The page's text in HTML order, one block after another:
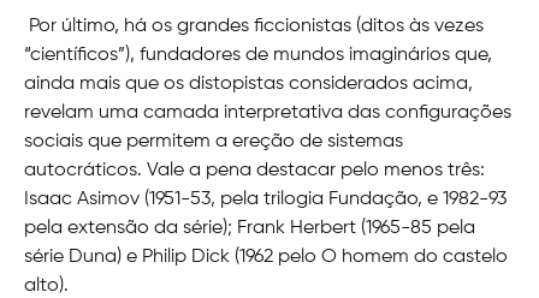
Por último, há os grandes ficcionistas (ditos às vezes
“científicos”), fundadores de mundos imaginários que,
ainda mais que os distopistas considerados acima,
revelam uma camada interpretativa das configurações
sociais que permitem a ereção de sistemas
autocráticos. Vale a pena destacar pelo menos três:
Isaac Asimov (1951-53, pela trilogia Fundação, e 1982-93
pela extensão da série); Frank Herbert (1965-85 pela
série Duna) e Philip Dick (1962 pelo O homem do castelo
alto).